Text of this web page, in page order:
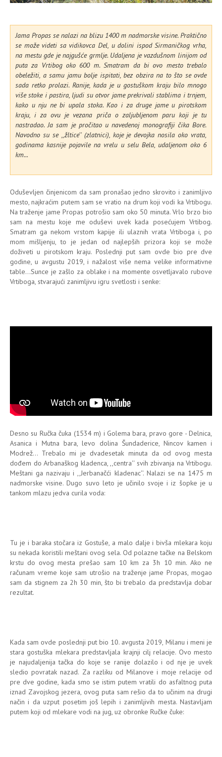
Jama Propas se nalazi na blizu 1400 m nadmorske visine. Praktično
se može videti sa vidikovca Del, u dolini ispod Sirmaničkog vrha,
na mestu gde je najgušće grmlje. Udaljena je vazdušnom linijom od
puta za Vrtibog oko 600 m. Smatram da bi ovo mesto trebalo
obeležiti, a samu jamu bolje ispitati, bez obzira na to što se ovde
sada retko prolazi. Ranije, kada je u gostuškom kraju bilo mnogo
više stoke i pastira, ljudi su otvor jame prekrivali stablima i trnjem,
kako u nju ne bi upala stoka. Kao i za druge jame u pirotskom
kraju, i za ovu je vezana priča o zaljubljenom paru koji je tu
nastradao. Ja sam je pročitao u navedenoj monografiji čika Bore.
Navodno su se ,,žltice'' (zlatnici), koje je devojka nosila oko vrata,
godinama kasnije pojavile na vrelu u selu Bela, udaljenom oko 6
km...
Oduševljen činjenicom da sam pronašao jedno skrovito i zanimljivo
mesto, najkraćim putem sam se vratio na drum koji vodi ka Vrtibogu.
Na traženje jame Propas potrošio sam oko 50 minuta. Vrlo brzo bio
sam na mestu koje me oduševi uvek kada posećujem Vrtibog.
Smatram ga nekom vrstom kapije ili ulaznih vrata Vrtiboga i, po
mom mišljenju, to je jedan od najlepših prizora koji se može
doživeti u pirotskom kraju. Poslednji put sam ovde bio pre dve
godine, u avgustu 2019, i nažalost više nema velike informativne
table...Sunce je zašlo za oblake i na momente osvetljavalo rubove
Vrtiboga, stvarajući zanimljivu igru svetlosti i senke:
Desno su Ručka čuka (1534 m) i Golema bara, pravo gore - Delnica,
Asanica i Mutna bara, levo dolina Šundaderice, Nincov kamen i
Modrež... Trebalo mi je dvadesetak minuta da od ovog mesta
dođem do Arbanaškog kladenca, ,,centra'' svih zbivanja na Vrtibogu.
Meštani ga nazivaju i ,,Jerbanačći kladenac''. Nalazi se na 1475 m
nadmorske visine. Dugo suvo leto je učinilo svoje i iz šopke je u
tankom mlazu jedva curila voda:
Tu je i baraka stočara iz Gostuše, a malo dalje i bivša mlekara koju
su nekada koristili meštani ovog sela. Od polazne tačke na Belskom
krstu do ovog mesta prešao sam 10 km za 3h 10 min. Ako ne
računam vreme koje sam utrošio na traženje jame Propas, mogao
sam da stignem za 2h 30 min, što bi trebalo da predstavlja dobar
rezultat.
Kada sam ovde poslednji put bio 10. avgusta 2019, Milanu i meni je
stara gostuška mlekara predstavljala krajnji cilj relacije. Ovo mesto
je najudaljenija tačka do koje se ranije dolazilo i od nje je uvek
sledio povratak nazad. Za razliku od Milanove i moje relacije od
pre dve godine, kada smo se istim putem vratili do asfaltnog puta
iznad Zavojskog jezera, ovog puta sam rešio da to učinim na drugi
način i da uzput posetim još lepih i zanimljivih mesta. Nastavljam
putem koji od mlekare vodi na jug, uz obronke Ručke čuke: